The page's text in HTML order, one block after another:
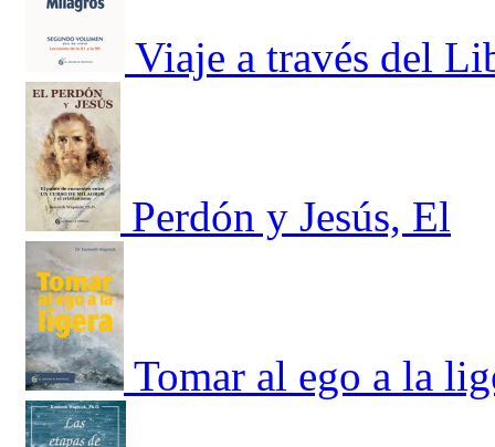
Viaje a través del
Perdón y Jesús, El
Tomar al ego a la